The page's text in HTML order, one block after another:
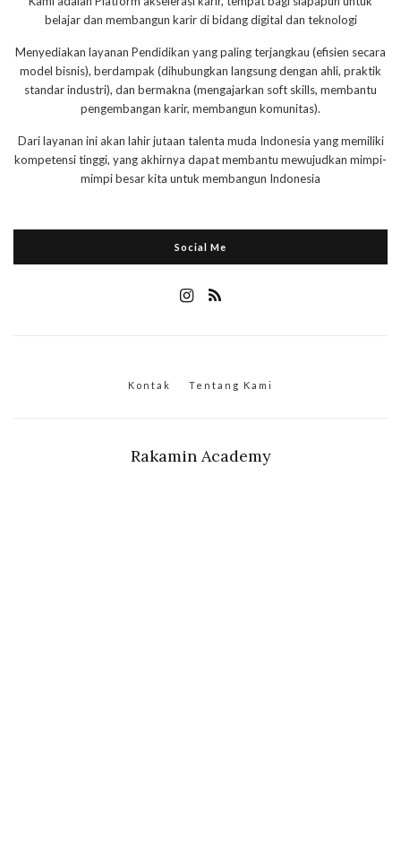
belajar dan membangun karir di bidang digital dan teknologi
Menyediakan layanan Pendidikan yang paling terjangkau (efisien secara
model bisnis), berdampak (dihubungkan langsung dengan ahli, praktik
standar industri), dan bermakna (mengajarkan soft skills, membantu
pengembangan karir, membangun komunitas).
Dari layanan ini akan lahir jutaan talenta muda Indonesia yang memiliki
kompetensi tinggi, yang akhirnya dapat membantu mewujudkan mimpi-
mimpi besar kita untuk membangun Indonesia
Social Me
Kontak Tentang Kami
Rakamin Academy